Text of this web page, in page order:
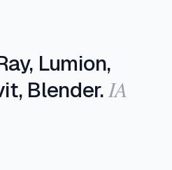
Lumion,
Blender. IA